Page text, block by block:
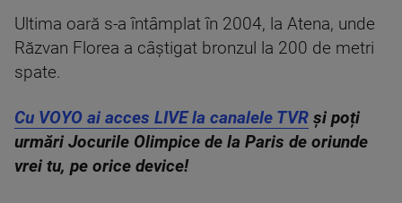
Ultima oară s-a întâmplat în 2004, la Atena, unde
Răzvan Florea a câștigat bronzul la 200 de metri
spate.
Cu VOYO ai acces LIVE la canalele TVR și poți
urmări Jocurile Olimpice de la Paris de oriunde
vrei tu, pe orice device!